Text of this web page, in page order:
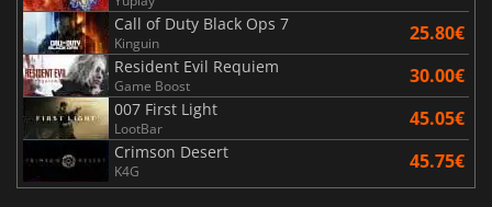
Call of Duty Black Ops 7
Kinguin 25.80€
Resident Evil Requiem
Game Boost 30.00€
007 First Light
LootBar 45.05€
Crimson Desert
K4G 45.75€